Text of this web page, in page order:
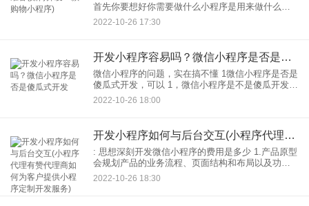
首先你要想好你需要做什么小程序是用来做什么的
电商，知识讲解，产品展示还是管理？主要是哪些
人群？现在，小程序的类型很多。你必须对自己有
2022-10-26 17:30
开发小程序容易吗？微信小程序是否是傻瓜式开发
微信小程序的问题，实在搞不懂 1微信小程序是否是
傻瓜式开发，可以 1，微信小程序是不是傻瓜开发，
能不能自己上开发工具？ 2.微信小程序除了交审计
2022-10-26 18:00
开发小程序如何与后台交互(小程序代理有赞代理商如何为客户提供小程序定制开发服务)
: 思想深刻开发微信小程序的费用是多少 1.产品原型
会规划产品的业务流程、页面结构和布局以及功能
页面的结构。 2.视觉传达必须与业务流程和产品视
图相协调。 3.前端开发，浏览器，微信小程
2022-10-26 18:30